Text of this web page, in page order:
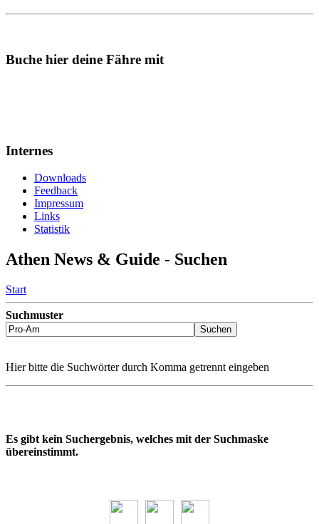
Buche hier deine Fähre mit
Internes
Downloads
Feedback
Impressum
Links
Statistik
Athen News & Guide - Suchen
Start
Suchmuster
Hier bitte die Suchwörter durch Komma getrennt eingeben
Es gibt kein Suchergebnis, welches mit der Suchmaske
übereinstimmt.